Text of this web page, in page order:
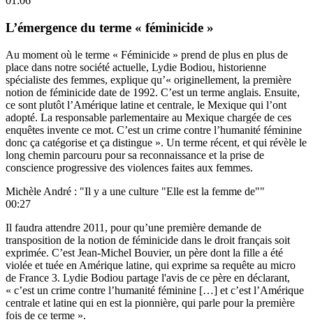
L’émergence du terme « féminicide »
Au moment où le terme « Féminicide » prend de plus en plus de
place dans notre société actuelle, Lydie Bodiou, historienne
spécialiste des femmes, explique qu’« originellement, la première
notion de féminicide date de 1992. C’est un terme anglais. Ensuite,
ce sont plutôt l’Amérique latine et centrale, le Mexique qui l’ont
adopté. La responsable parlementaire au Mexique chargée de ces
enquêtes invente ce mot. C’est un crime contre l’humanité féminine
donc ça catégorise et ça distingue ». Un terme récent, et qui révèle le
long chemin parcouru pour sa reconnaissance et la prise de
conscience progressive des violences faites aux femmes.
Michèle André : "Il y a une culture "Elle est la femme de""
00:27
Il faudra attendre 2011, pour qu’une première demande de
transposition de la notion de féminicide dans le droit français soit
exprimée. C’est Jean-Michel Bouvier, un père dont la fille a été
violée et tuée en Amérique latine, qui exprime sa requête au micro
de France 3. Lydie Bodiou partage l'avis de ce père en déclarant,
« c’est un crime contre l’humanité féminine […] et c’est l’Amérique
centrale et latine qui en est la pionnière, qui parle pour la première
fois de ce terme ».